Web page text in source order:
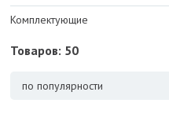
Комплектующие
Товаров: 50
по популярности